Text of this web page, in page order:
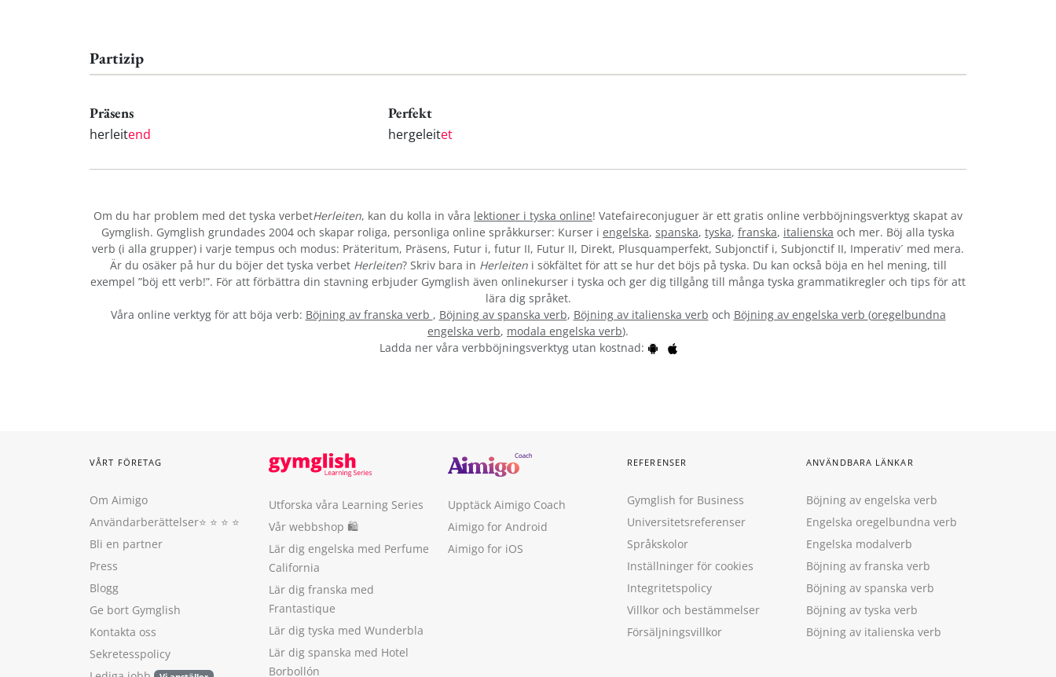
Partizip
Präsens
herleitend
Perfekt
hergeleitet
Om du har problem med det tyska verbetHerleiten, kan du kolla in våra lektioner i tyska online! Vatefaireconjuguer är ett gratis online verbböjningsverktyg skapat av
Gymglish. Gymglish grundades 2004 och skapar roliga, personliga online språkkurser: Kurser i engelska, spanska, tyska, franska, italienska och mer. Böj alla tyska
verb (i alla grupper) i varje tempus och modus: Präteritum, Präsens, Futur i, futur II, Futur II, Direkt, Plusquamperfekt, Subjonctif i, Subjonctif II, Imperativ´ med mera.
Är du osäker på hur du böjer det tyska verbet Herleiten? Skriv bara in Herleiteni sökfältet för att se hur det böjs på tyska. Du kan också böja en hel mening, till
exempel ”böj ett verb!”. För att förbättra din stavning erbjuder Gymglish även onlinekurser i tyska och ger dig tillgång till många tyska grammatikregler och tips för att
lära dig språket.
Våra online verktyg för att böja verb: Böjning av franska verb , Böjning av spanska verb, Böjning av italienska verb och Böjning av engelska verb (oregelbundna
engelska verb, modala engelska verb).
Ladda ner våra verbböjningsverktyg utan kostnad:
VÅRT FÖRETAG
Om Aimigo
Användarberättelser⭐️ ⭐️ ⭐️ ⭐️
Bli en partner
Press
Blogg
Ge bort Gymglish
Kontakta oss
Sekretesspolicy
Utforska våra Learning Series
Vår webbshop 🛍
Lär dig engelska med Perfume
California
Lär dig franska med
Frantastique
Lär dig tyska med Wunderbla
Lär dig spanska med Hotel
Borbollón
Upptäck Aimigo Coach
Aimigo for Android
Aimigo for iOS
REFERENSER
Gymglish for Business
Universitetsreferenser
Språkskolor
Inställninger för cookies
Integritetspolicy
Villkor och bestämmelser
Försäljningsvillkor
ANVÄNDBARA LÄNKAR
Böjning av engelska verb
Engelska oregelbundna verb
Engelska modalverb
Böjning av franska verb
Böjning av spanska verb
Böjning av tyska verb
Böjning av italienska verb